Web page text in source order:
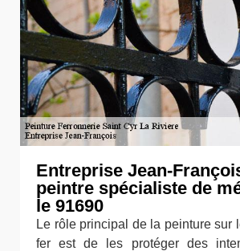
Entreprise Jean-
peintre spécialiste de
le 91690
Le rôle principal de la peinture sur
fer est de les protéger des